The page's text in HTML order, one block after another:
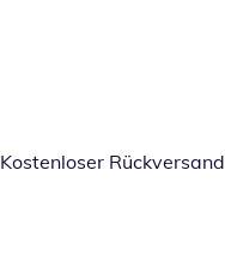
Kostenloser Rückversand